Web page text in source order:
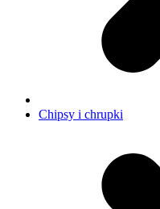
Chipsy i chrupki